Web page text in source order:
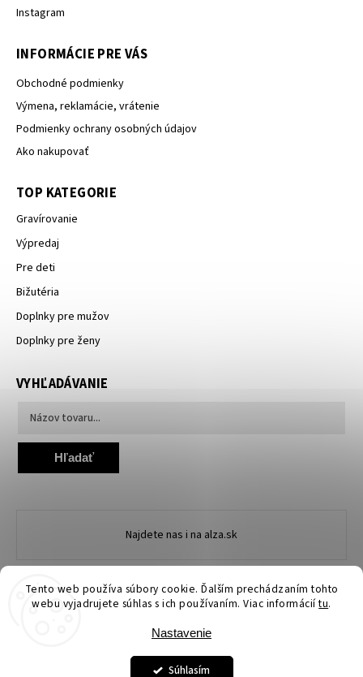
Tento web používa súbory cookie. Ďalším prechádzaním tohto
webu vyjadrujete súhlas s ich používaním. Viac informáciítu.
Nastavenie
Súhlasím
Instagram
INFORMÁCIE PRE VÁS
Obchodné podmienky
Výmena, reklamácie, vrátenie
Podmienky ochrany osobných údajov
Ako nakupovať
TOP KATEGORIE
Gravírovanie
Výpredaj
Pre deti
Bižutéria
Doplnky pre mužov
Doplnky pre ženy
VYHĽADÁVANIE
Hľadať
Najdete nas i na alza.sk
Upraviť nastavenie cookies